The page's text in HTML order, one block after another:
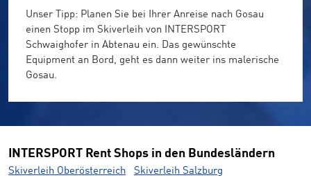
Unser Tipp: Planen Sie bei Ihrer Anreise nach Gosau
einen Stopp im Skiverleih von INTERSPORT
Schwaighofer in Abtenau ein. Das gewünschte
Equipment an Bord, geht es dann weiter ins malerische
Gosau.
INTERSPORT Rent Shops in den Bundesländern
Skiverleih Oberösterreich Skiverleih Salzburg